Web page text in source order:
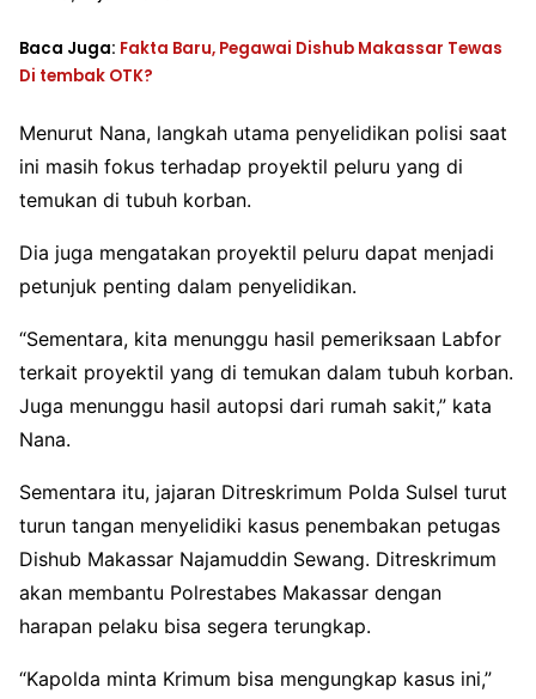
Baca Juga: Fakta Baru, Pegawai Dishub Makassar Tewas
Di tembak OTK?
Menurut Nana, langkah utama penyelidikan polisi saat
ini masih fokus terhadap proyektil peluru yang di
temukan di tubuh korban.
Dia juga mengatakan proyektil peluru dapat menjadi
petunjuk penting dalam penyelidikan.
“Sementara, kita menunggu hasil pemeriksaan Labfor
terkait proyektil yang di temukan dalam tubuh korban.
Juga menunggu hasil autopsi dari rumah sakit,” kata
Nana.
Sementara itu, jajaran Ditreskrimum Polda Sulsel turut
turun tangan menyelidiki kasus penembakan petugas
Dishub Makassar Najamuddin Sewang. Ditreskrimum
akan membantu Polrestabes Makassar dengan
harapan pelaku bisa segera terungkap.
“Kapolda minta Krimum bisa mengungkap kasus ini,”